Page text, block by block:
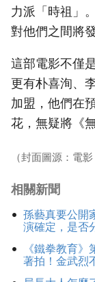
力派「時祖」
對他們之間將
這部電影不僅
更有朴喜洵、
加盟，他們在
花，無疑將《
（封面圖源：電
相關新聞
孫藝真要公開
演確定，是否
《鐵拳教育
著拍！金武烈